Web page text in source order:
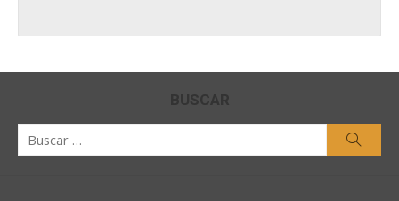
BUSCAR